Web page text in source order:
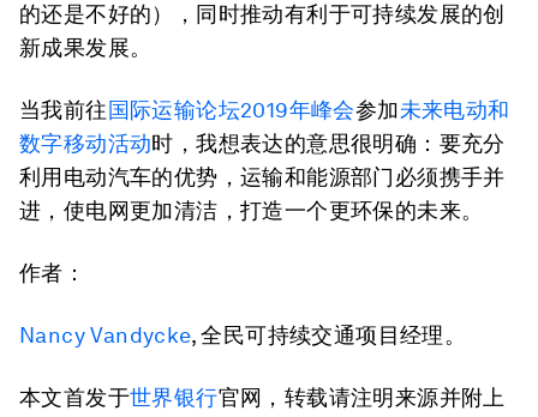
的还是不好的），同时推动有利于可持续发展的创
新成果发展。
当我前往国际运输论坛2019年峰会参加未来电动和
数字移动活动时，我想表达的意思很明确：要充分
利用电动汽车的优势，运输和能源部门必须携手并
进，使电网更加清洁，打造一个更环保的未来。
作者：
Nancy Vandycke, 全民可持续交通项目经理。
本文首发于世界银行官网，转载请注明来源并附上